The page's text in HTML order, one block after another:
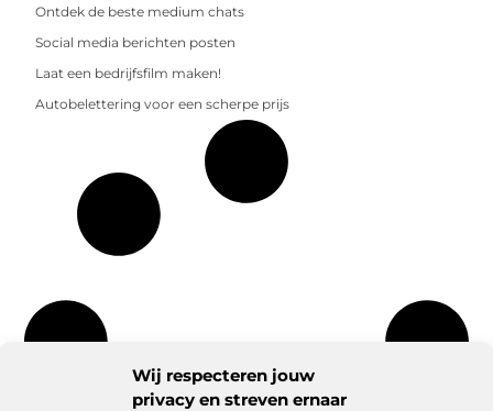
Wij respecteren jouw
privacy en streven ernaar
Ontdek de beste medium chats
Social media berichten posten
Laat een bedrijfsfilm maken!
Autobelettering voor een scherpe prijs